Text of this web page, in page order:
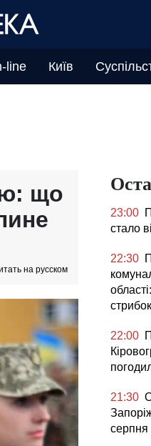
line Київ
що
на русском
23:00
стало
22:30
22:00
21:30
серпня